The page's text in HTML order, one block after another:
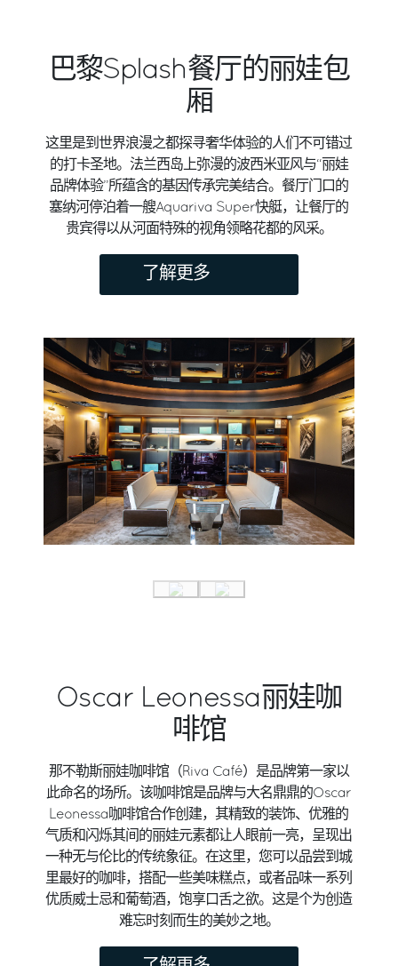
巴黎Splash餐厅的丽娃包
厢
这里是到世界浪漫之都探寻奢华体验的人们不可错过
的打卡圣地。法兰西岛上弥漫的波西米亚风与“丽娃
品牌体验”所蕴含的基因传承完美结合。餐厅门口的
塞纳河停泊着一艘Aquariva Super快艇，让餐厅的
贵宾得以从河面特殊的视角领略花都的风采。
了解更多
Oscar Leonessa丽娃咖
啡馆
那不勒斯丽娃咖啡馆（Riva Café）是品牌第一家以
此命名的场所。该咖啡馆是品牌与大名鼎鼎的Oscar
Leonessa咖啡馆合作创建，其精致的装饰、优雅的
气质和闪烁其间的丽娃元素都让人眼前一亮，呈现出
一种无与伦比的传统象征。在这里，您可以品尝到城
里最好的咖啡，搭配一些美味糕点，或者品味一系列
优质威士忌和葡萄酒，饱享口舌之欲。这是个为创造
难忘时刻而生的美妙之地。